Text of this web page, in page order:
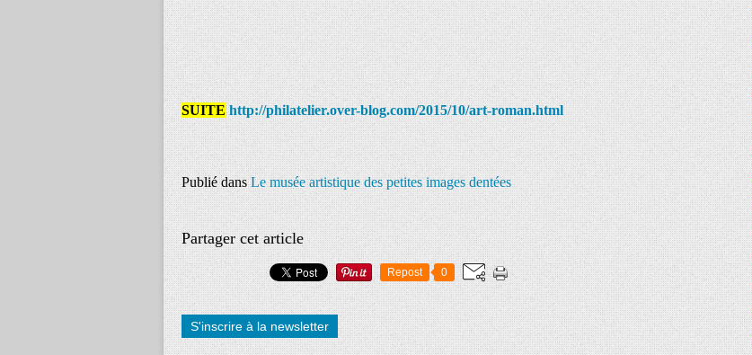
SUITE http://philatelier.over-blog.com/2015/10/art-roman.html
Publié dans Le musée artistique des petites images dentées
Partager cet article
Repost 0
S'inscrire à la newsletter